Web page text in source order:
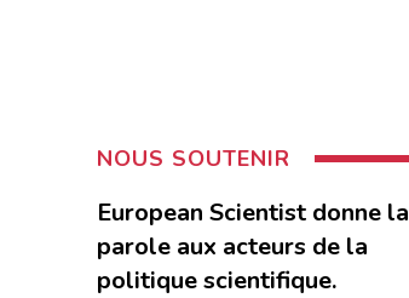
NOUS SOUTENIR
European Scientist donne la
parole aux acteurs de la
politique scientifique.